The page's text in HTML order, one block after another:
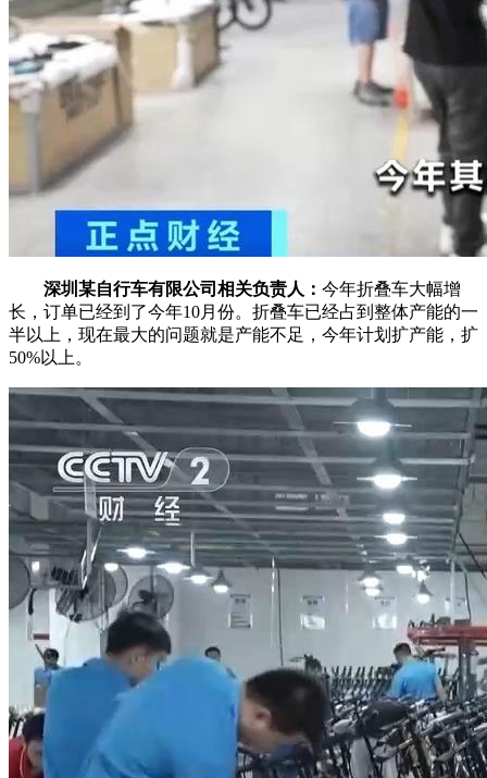
深圳某自行车有限公司相关负责人： 今年折叠车大幅增
长，订单已经到了今年10月份。折叠车已经占到整体产能的一
半以上，现在最大的问题就是产能不足，今年计划扩产能，扩
50%以上。